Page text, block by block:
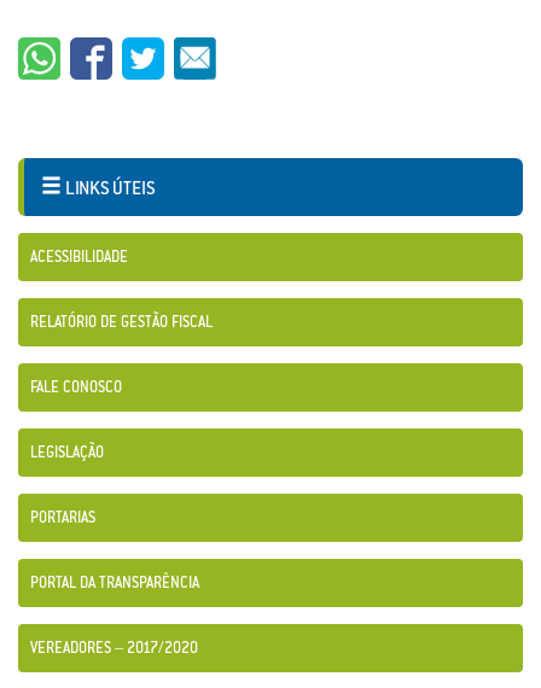
LINKS ÚTEIS
ACESSIBILIDADE
RELATÓRIO DE GESTÃO FISCAL
FALE CONOSCO
LEGISLAÇÃO
PORTARIAS
PORTAL DA TRANSPARÊNCIA
VEREADORES – 2017/2020